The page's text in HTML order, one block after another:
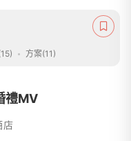
方案(11)
禮MV
店